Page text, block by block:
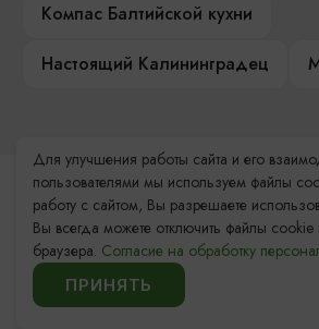
Компас Балтийской кухни
Настоящий Калининградец
Контакты Туристского
информационного центра
+7 (4012) 555-200
Для улучшения работы сайта и его
пользователями мы используем файлы
работу с сайтом, Вы разрешаете
Вы всегда можете отключить файлы cookie
браузера. Согласие на обработку
ПРИНЯТЬ